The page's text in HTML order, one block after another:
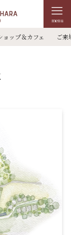
menu
ョップ＆カフェ ご来